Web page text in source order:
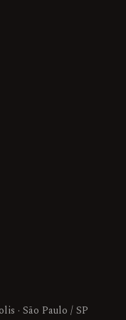
· São Paulo / SP